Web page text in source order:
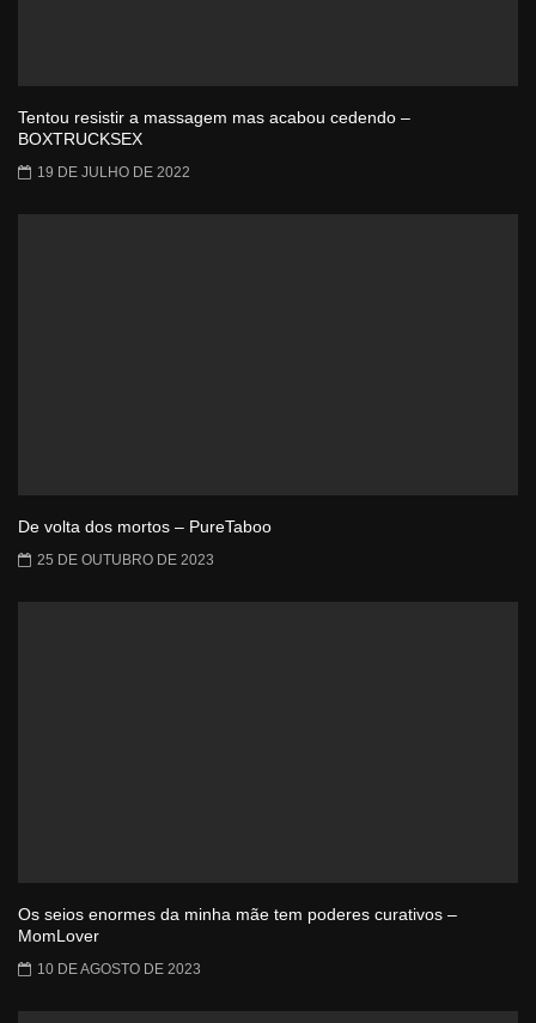
Tentou resistir a massagem mas acabou cedendo –
BOXTRUCKSEX
19 DE JULHO DE 2022
De volta dos mortos – PureTaboo
25 DE OUTUBRO DE 2023
Os seios enormes da minha mãe tem poderes curativos –
MomLover
10 DE AGOSTO DE 2023